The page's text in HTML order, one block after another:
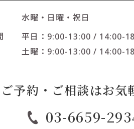
水曜・日曜・祝日
平日：9:00-13:00 / 14:00-
土曜：9:00-13:00 / 14:00-
ご予約・ご相談はお気
03-6659-